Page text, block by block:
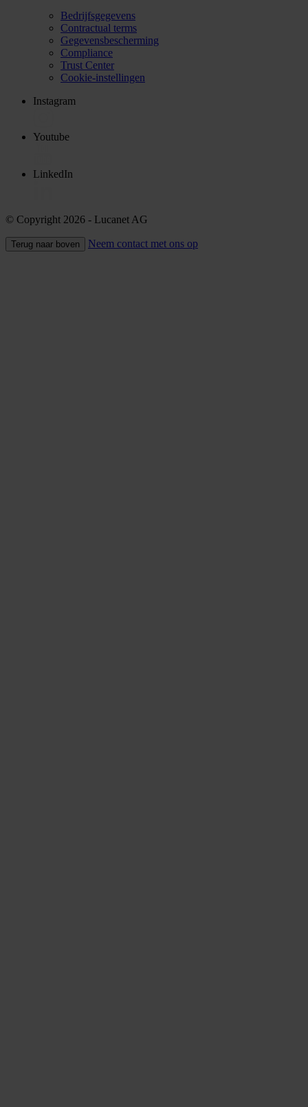
Bedrijfsgegevens
Contractual terms
Gegevensbescherming
Compliance
Trust Center
Cookie-instellingen
Instagram
Youtube
LinkedIn
© Copyright 2026 - Lucanet AG
Terug naar boven Neem contact met ons op